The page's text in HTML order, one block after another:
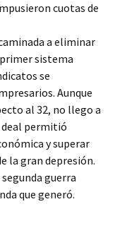
cuotas de
a eliminar
sistema
se
Aunque
al 32, no llego a
deal permitió
y superar
la gran depresión.
guerra
que generó.